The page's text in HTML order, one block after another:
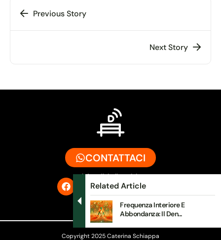
Previous Story
Next Story
Related Article
Frequenza Interiore E
Abbondanza: Il Den...
CONTATTACI
info@digitalbench.it
Copyright 2025 Caterina Schiappa